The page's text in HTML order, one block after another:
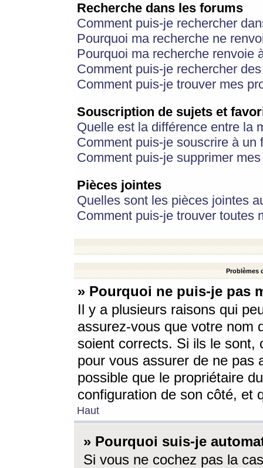
Recherche dans les forums
Comment puis-je rechercher
Pourquoi ma recherche ne
Pourquoi ma recherche renvoie
Comment puis-je rechercher
Comment puis-je trouver mes
Souscription de sujets et
Quelle est la différence entre la
Comment puis-je souscrire à
Comment puis-je supprimer
Pièces jointes
Quelles sont les pièces jointes
Comment puis-je trouver toutes
Problèmes
» Pourquoi ne puis-je pas
Il y a plusieurs raisons qui
assurez-vous que votre nom
soient corrects. Si ils le sont,
pour vous assurer de ne pas
possible que le propriétaire
configuration de son côté, et
Haut
» Pourquoi suis-je
Si vous ne cochez pas la